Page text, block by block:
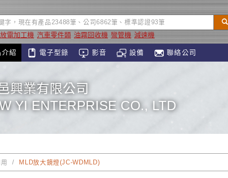
電加工機 汽車零件類 油霧回收機 彎管機 減速機
介紹 電子型錄 影音 設備 聯絡公司
興業有限公司
YI ENTERPRISE CO., LTD
MLD放大鏡燈(JC-WDMLD)